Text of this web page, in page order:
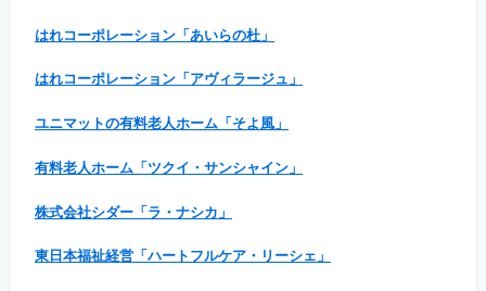
はれコーポレーション「あいらの杜」
はれコーポレーション「アヴィラージュ」
ユニマットの有料老人ホーム「そよ風」
有料老人ホーム「ツクイ・サンシャイン」
株式会社シダー「ラ・ナシカ」
東日本福祉経営「ハートフルケア・リーシェ」